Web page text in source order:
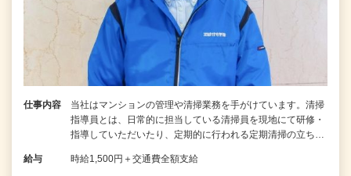
仕事内容
当社はマンションの管理や清掃業務を手がけています。清掃
指導員とは、日常的に担当している清掃員を現地にて研修・
指導していただいたり、定期的に行われる定期清掃の立ち…
給与 時給1,500円＋交通費全額支給